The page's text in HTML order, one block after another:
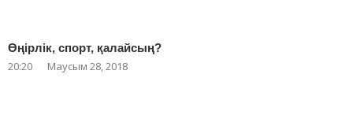
Өңірлік, спорт, қалайсың?
20:20 Маусым 28, 2018